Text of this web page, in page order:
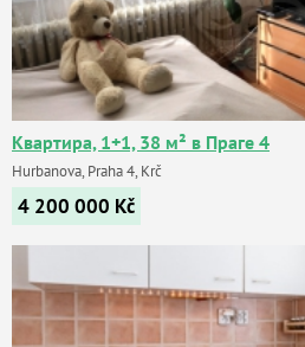
Квартира, 1+1, 38 м² в Праге 4
Hurbanova, Praha 4, Krč
4 200 000 Kč